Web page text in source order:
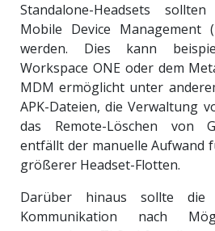
Standalone-Headsets
Mobile Device Management
werden. Dies kann
Workspace ONE oder dem
MDM ermöglicht unter
APK-Dateien, die Verwaltung
das Remote-Löschen von
entfällt der manuelle Aufwand
größerer Headset-Flotten.
Darüber hinaus sollte die
Kommunikation nach